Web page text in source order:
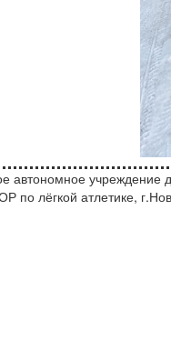
автономное учреждение
лёгкой атлетике,